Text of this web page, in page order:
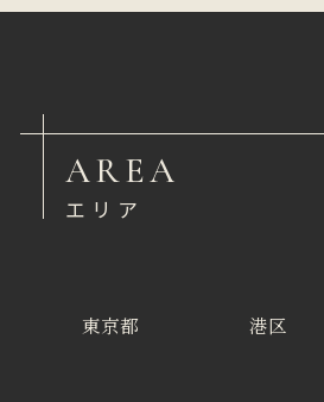
AREA
エリア
東京都 港区